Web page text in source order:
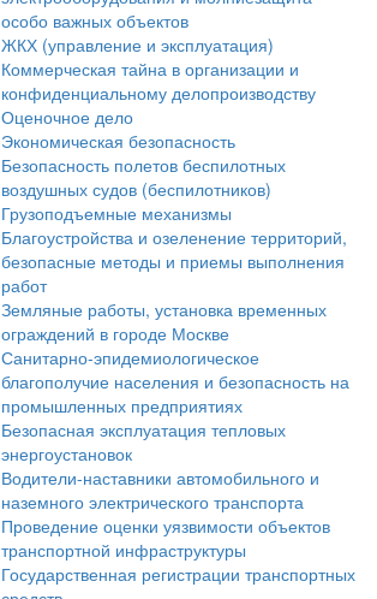
особо важных объектов
ЖКХ (управление и эксплуатация)
Коммерческая тайна в организации и
конфиденциальному делопроизводству
Оценочное дело
Экономическая безопасность
Безопасность полетов беспилотных
воздушных судов (беспилотников)
Грузоподъемные механизмы
Благоустройства и озеленение территорий,
безопасные методы и приемы выполнения
работ
Земляные работы, установка временных
ограждений в городе Москве
Санитарно-эпидемиологическое
благополучие населения и безопасность на
промышленных предприятиях
Безопасная эксплуатация тепловых
энергоустановок
Водители-наставники автомобильного и
наземного электрического транспорта
Проведение оценки уязвимости объектов
транспортной инфраструктуры
Государственная регистрации транспортных